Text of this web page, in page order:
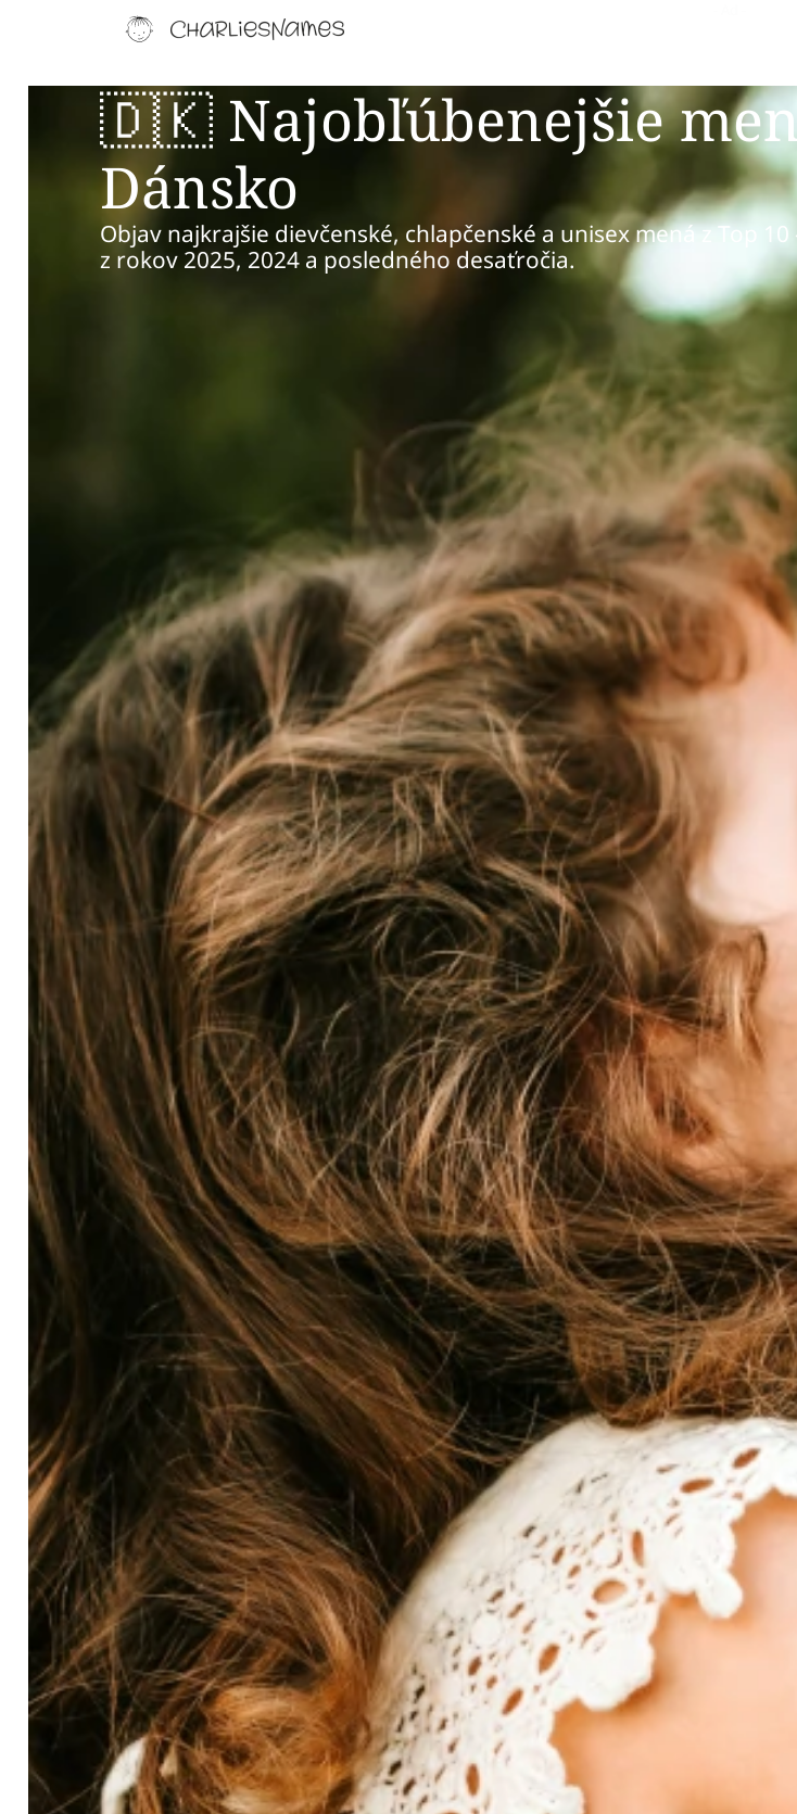
🇩🇰 Najobľúbenejšie
Dánsko
Objav najkrajšie dievčenské, chlapčenské a unisex mená z Top
z rokov 2025, 2024 a posledného desaťročia.